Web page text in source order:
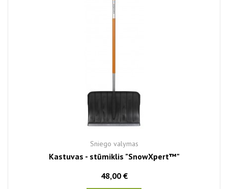
Sniego valymas
Kastuvas - stūmiklis "SnowXpert™"
48,00 €